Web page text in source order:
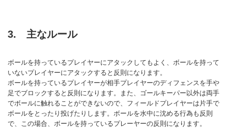
3. 主なルール
ボールを持っているプレイヤーにアタックしてもよく、ボールを持って
いないプレイヤーにアタックすると反則になります。
ボールを持っているプレイヤーが相手プレイヤーのディフェンスを手や
足でブロックすると反則になります。また、ゴールキーパー以外は両手
でボールに触れることができないので、フィールドプレイヤーは片手で
ボールをとったり投げたりします。ボールを水中に沈める行為も反則
で、この場合、ボールを持っているプレーヤーの反則になります。